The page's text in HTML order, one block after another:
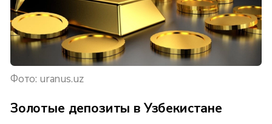
Фото: uranus.uz
Золотые депозиты в Узбекистане